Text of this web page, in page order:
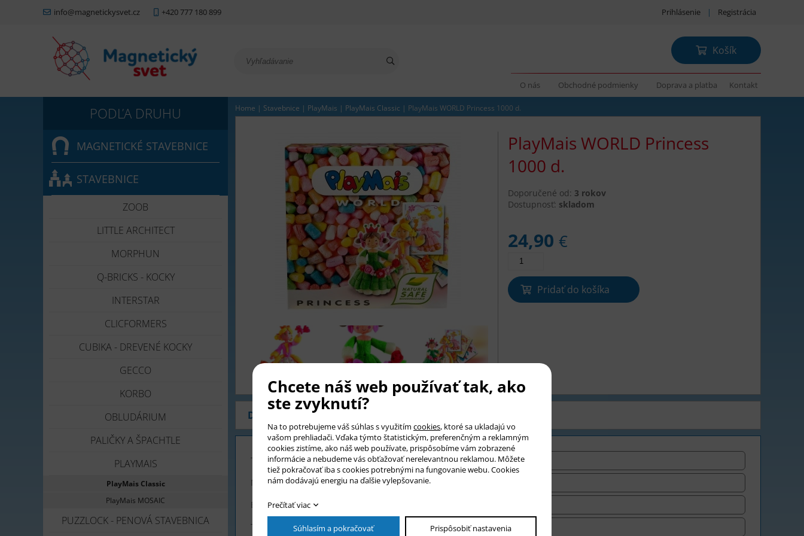
info@magnetickysvet.cz +420 777 180 899 Prihlásenie | Registrácia
Košík
O nás Obchodné podmienky Doprava a platba Kontakt
MAGNETICKÉ STAVEBNICE
STAVEBNICE
ZOOB
LITTLE ARCHITECT
MORPHUN
Q-BRICKS - KOCKY
INTERSTAR
CLICFORMERS
CUBIKA - DREVENÉ KOCKY
GECCO
KORBO
OBLUDÁRIUM
PALIČKY A ŠPACHTLE
PLAYMAIS
PlayMais Classic
PlayMais MOSAIC
PUZZLOCK - PENOVÁ STAVEBNICA
Home | Stavebnice | PlayMais | PlayMais Classic | PlayMais WORLD Princess 1000 d.
PlayMais WORLD Princess
1000 d.
Doporučené od: 3 rokov
Dostupnosť: skladom
24,90€
Pridať do košíka
Dotaz na produkt
Tovar *
Meno *
E-mail *
Telefón
Chcete náš web používať tak, ako
ste zvyknutí?
Na to potrebujeme váš súhlas s využitím cookies, ktoré sa ukladajú vo
vašom prehliadači. Vďaka týmto štatistickým, preferenčným a reklamným
cookies zistíme, ako náš web používate, prispôsobíme vám zobrazené
informácie a nebudeme vás obťažovať nerelevantnou reklamou. Môžete
tiež pokračovať iba s cookies potrebnými na fungovanie webu. Cookies
nám dodávajú energiu na ďalšie vylepšovanie.
Prečítať viac
Súhlasím a pokračovať Prispôsobiť nastavenia